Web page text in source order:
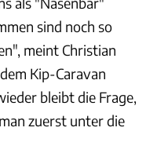
sind noch so
meint Christian
Kip-Caravan
bleibt die Frage,
zuerst unter die